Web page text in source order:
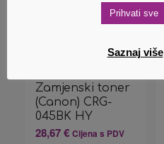
Zamjenski toner
(Canon) CRG-
045BK HY
28,67€ Cijena s PDV
Prihvati sve
Saznaj više